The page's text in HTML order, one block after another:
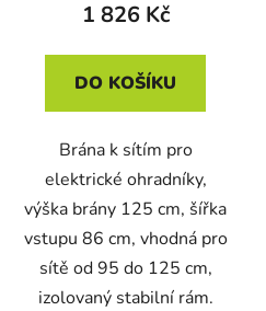
1 826 Kč
DO KOŠÍKU
Brána k sítím pro
elektrické ohradníky,
výška brány 125 cm, šířka
vstupu 86 cm, vhodná pro
sítě od 95 do 125 cm,
izolovaný stabilní rám.